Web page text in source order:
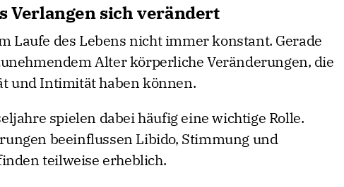
Verlangen sich verändert
Laufe des Lebens nicht immer konstant. Gerade
Alter körperliche Veränderungen, die
und Intimität haben können.
spielen dabei häufig eine wichtige Rolle.
beeinflussen Libido, Stimmung und
teilweise erheblich.